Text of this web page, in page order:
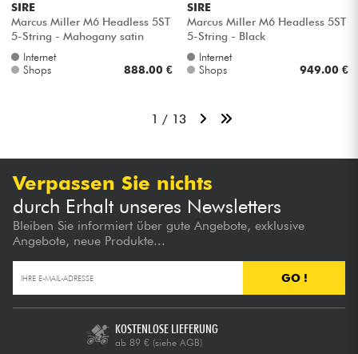
SIRE
Marcus Miller M6 Headless 5ST
5-String - Mahogany satin
Internet
Shops
888.00 €
SIRE
Marcus Miller M6 Headless 5ST
5-String - Black
Internet
Shops
949.00 €
1 / 13
Verpassen Sie nichts
durch Erhalt unseres Newsletters
Bleiben Sie informiert über gute Angebote, exklusive
Angebote, neue Produkte...
GO !
KOSTENLOSE LIEFERUNG
ab 89 € (siehe AGB)